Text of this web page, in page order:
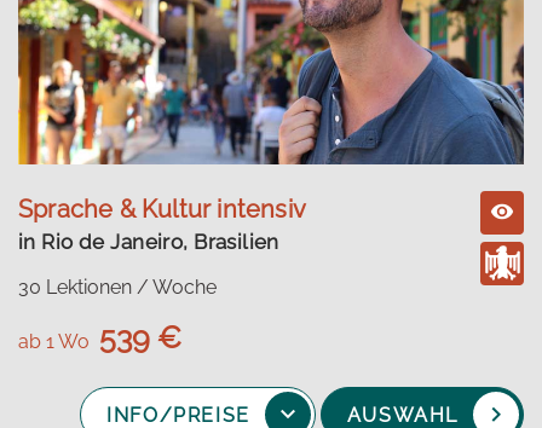
Sprache & Kultur intensiv
in Rio de Janeiro, Brasilien
30 Lektionen / Woche
ab 1 Wo 539 €
INFO/PREISE AUSWAHL